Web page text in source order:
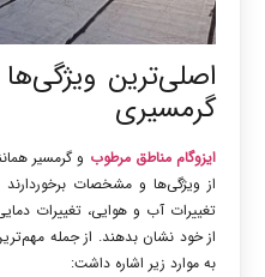
اصلی‌ترین
گرمسیری
ایزوگام مناطق مرطوب و گرمسیر
از ویژگی‌ها و مشخصات برخوردارند
تغییرات آب و هوایی، تغییرات
از خود نشان بدهند. از جمله
به موارد زیر اشاره داشت: